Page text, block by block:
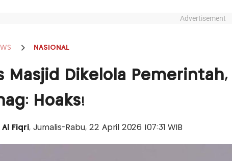
Advertisement
NASIONAL
Masjid Dikelola Pemerintah,
Hoaks!
Fiqri, Jurnalis-Rabu, 22 April 2026 |07:31 WIB